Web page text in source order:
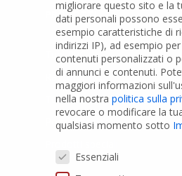
PRODOTTI
Tubi PVC
Raccordi PVC
Tubi e Raccordi in PVC-A
Pozzi Artesiani
migliorare questo sito e la
dati personali possono
esempio caratteristiche di
indirizzi IP), ad esempio
contenuti personalizzati o
di annunci e contenuti.
maggiori informazioni
nella nostra politica sulla
revocare o modificare la
qualsiasi momento sotto
Preferenze Privacy
Essenziali